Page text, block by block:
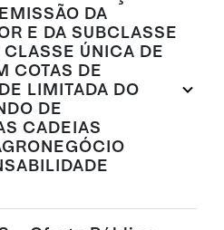
DA
E DA SUBCLASSE
ÚNICA DE
COTAS DE
LIMITADA DO
DE
CADEIAS